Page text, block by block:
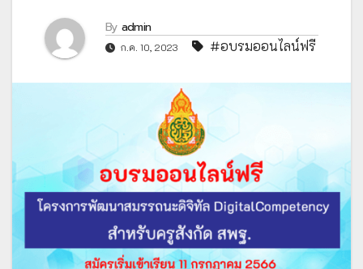
By admin
ก.ค. 10, 2023 #อบรมออนไลน์ฟรี